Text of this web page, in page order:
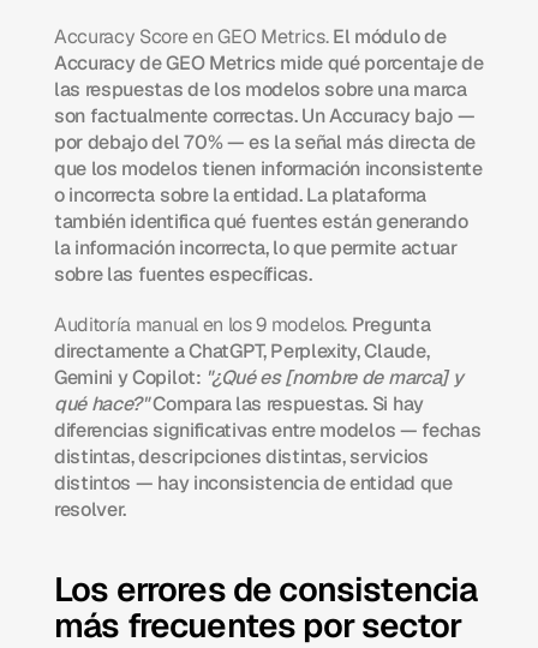
Accuracy Score en GEO Metrics. El módulo de
Accuracy de GEO Metrics mide qué porcentaje de
las respuestas de los modelos sobre una marca
son factualmente correctas. Un Accuracy bajo —
por debajo del 70% — es la señal más directa de
que los modelos tienen información inconsistente
o incorrecta sobre la entidad. La plataforma
también identifica qué fuentes están generando
la información incorrecta, lo que permite actuar
sobre las fuentes específicas.
Auditoría manual en los 9 modelos. Pregunta
directamente a ChatGPT, Perplexity, Claude,
Gemini y Copilot: "¿Qué es [nombre de marca] y
qué hace?" Compara las respuestas. Si hay
diferencias significativas entre modelos — fechas
distintas, descripciones distintas, servicios
distintos — hay inconsistencia de entidad que
resolver.
Los errores de consistencia
más frecuentes por sector